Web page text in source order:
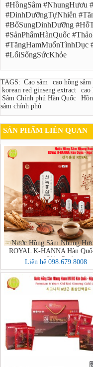
#HồngSâm #NhungHươu
#DinhDưỡngTựNhiên
#BổSungDinhDưỡng
#SảnPhẩmHànQuốc
#TăngHamMuốnTìnhDục
#LốiSốngSứcKhỏe
TAGS: Cao sâm cao hồng sâm
korean red ginseng extract
cao
Sâm Chính phủ Hàn Quốc
sâm chính phủ
SẢN PHẨM LIÊN QUAN
Nước Hồng Sâm Nhung
ROYAL K-HANNA Hàn
Hộp 30 Gói (천녹홍삼
Liên hệ 098.679.8008